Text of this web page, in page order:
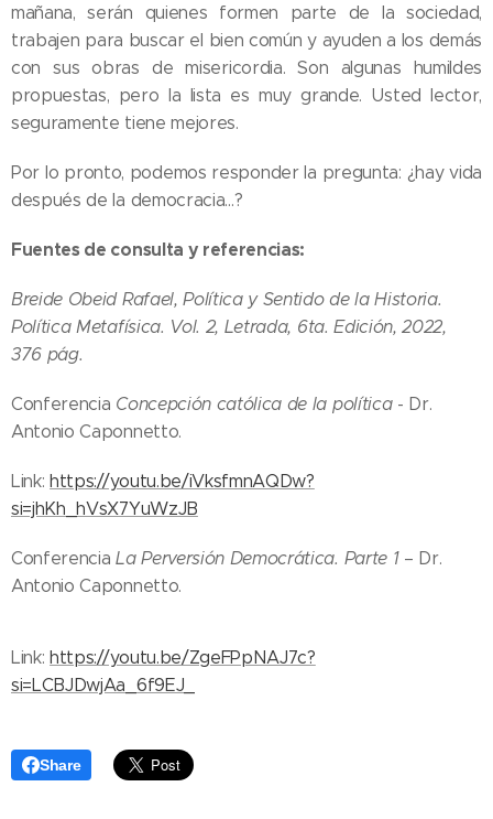
mañana, serán quienes formen parte de la sociedad,
trabajen para buscar el bien común y ayuden a los demás
con sus obras de misericordia. Son algunas humildes
propuestas, pero la lista es muy grande. Usted lector,
seguramente tiene mejores.
Por lo pronto, podemos responder la pregunta: ¿hay vida
después de la democracia…?
Fuentes de consulta y referencias:
Breide Obeid Rafael, Política y Sentido de la Historia.
Política Metafísica. Vol. 2, Letrada, 6ta. Edición, 2022,
376 pág.
Conferencia Concepción católica de la política- Dr.
Antonio Caponnetto.
Link:https://youtu.be/iVksfmnAQDw?
si=jhKh_hVsX7YuWzJB
ConferenciaLa Perversión Democrática. Parte 1– Dr.
Antonio Caponnetto.
Link:https://youtu.be/ZgeFPpNAJ7c?
si=LCBJDwjAa_6f9EJ_
Share